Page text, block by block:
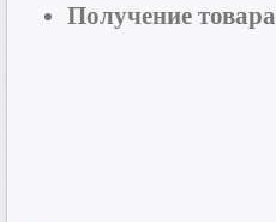
Получение товара